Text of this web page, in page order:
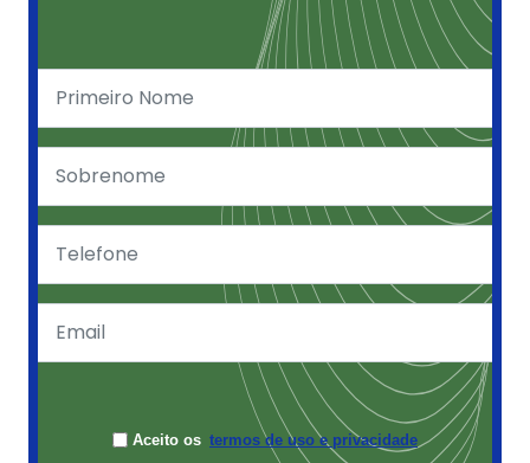
Aceito os termos de uso e privacidade